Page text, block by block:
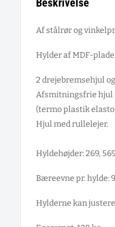
Beskrivelse
Af stålrør og
Hylder af MDF-
2 drejebremsehjul
Afsmitningsfrie hjul
(termo plastik
Hjul med rullelejer.
Hyldehøjder: 269,
Bæreevne pr. hylde:
Hylderne kan